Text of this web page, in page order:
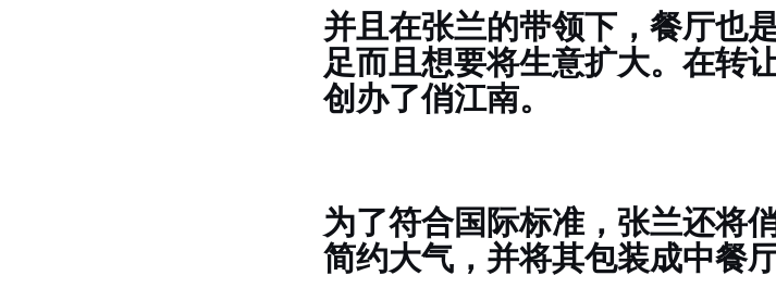
并且在张兰的带领下，餐厅也
足而且想要将生意扩大。在转
创办了俏江南。
为了符合国际标准，张兰还将
简约大气，并将其包装成中餐厅